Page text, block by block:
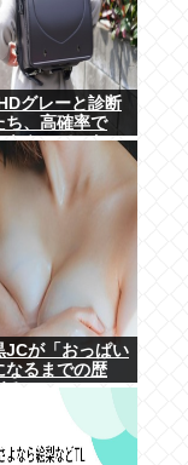
グレーと診断
ち、高確率で
をやっていた
JCが「おっぱい
なるまでの歴
るwww